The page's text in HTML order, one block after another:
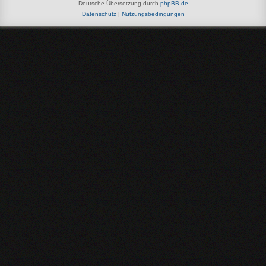
Deutsche Übersetzung durch phpBB.de
Datenschutz| Nutzungsbedingungen